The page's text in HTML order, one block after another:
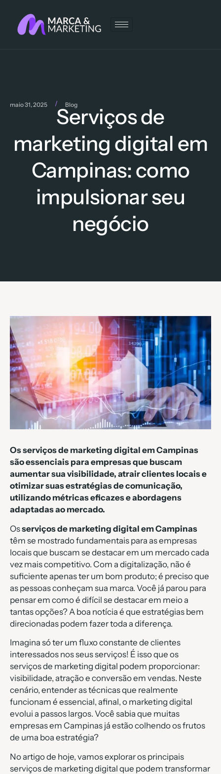
maio 31, 2025 / Blog
Serviços de
marketing digital em
Campinas: como
impulsionar seu
negócio
Os serviços de marketing digital em Campinas
são essenciais para empresas que buscam
aumentar sua visibilidade, atrair clientes locais e
otimizar suas estratégias de comunicação,
utilizando métricas eficazes e abordagens
adaptadas ao mercado.
Osserviços de marketing digital em Campinas
têm se mostrado fundamentais para as empresas
locais que buscam se destacar em um mercado cada
vez mais competitivo. Com a digitalização, não é
suficiente apenas ter um bom produto; é preciso que
as pessoas conheçam sua marca. Você já parou para
pensar em como é difícil se destacar em meio a
tantas opções? A boa notícia é que estratégias bem
direcionadas podem fazer toda a diferença.
Imagina só ter um fluxo constante de clientes
interessados nos seus serviços! É isso que os
serviços de marketing digital podem proporcionar:
visibilidade, atração e conversão em vendas. Neste
cenário, entender as técnicas que realmente
funcionam é essencial, afinal, o marketing digital
evolui a passos largos. Você sabia que muitas
empresas em Campinas já estão colhendo os frutos
de uma boa estratégia?
No artigo de hoje, vamos explorar os principais
serviços de marketing digital que podem transformar